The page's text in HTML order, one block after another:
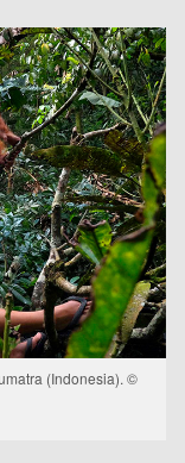
(Indonesia). ©